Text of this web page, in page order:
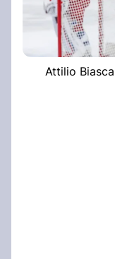
Attilio